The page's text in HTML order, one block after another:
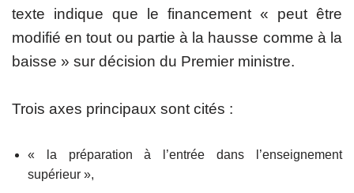
texte indique que le financement « peut être
modifié en tout ou partie à la hausse comme à la
baisse » sur décision du Premier ministre.
Trois axes principaux sont cités :
« la préparation à l’entrée dans l’enseignement
supérieur »,